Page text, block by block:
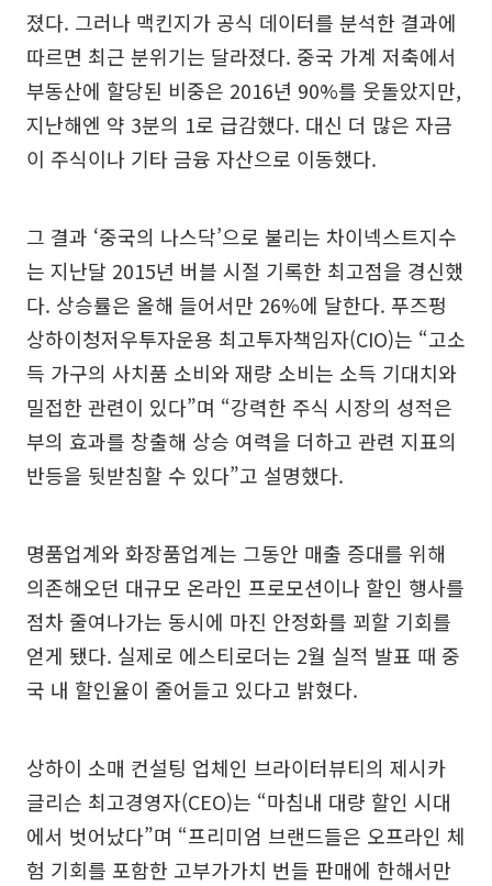
졌다. 그러나 맥킨지가 공식 데이터를 분석한 결과에
따르면 최근 분위기는 달라졌다. 중국 가계 저축에서
부동산에 할당된 비중은 2016년 90%를 웃돌았지만,
지난해엔 약 3분의 1로 급감했다. 대신 더 많은 자금
이 주식이나 기타 금융 자산으로 이동했다.
그 결과 ‘중국의 나스닥’으로 불리는 차이넥스트지수
는 지난달 2015년 버블 시절 기록한 최고점을 경신했
다. 상승률은 올해 들어서만 26%에 달한다. 푸즈펑
상하이청저우투자운용 최고투자책임자(CIO)는 “고소
득 가구의 사치품 소비와 재량 소비는 소득 기대치와
밀접한 관련이 있다”며 “강력한 주식 시장의 성적은
부의 효과를 창출해 상승 여력을 더하고 관련 지표의
반등을 뒷받침할 수 있다”고 설명했다.
명품업계와 화장품업계는 그동안 매출 증대를 위해
의존해오던 대규모 온라인 프로모션이나 할인 행사를
점차 줄여나가는 동시에 마진 안정화를 꾀할 기회를
얻게 됐다. 실제로 에스티로더는 2월 실적 발표 때 중
국 내 할인율이 줄어들고 있다고 밝혔다.
상하이 소매 컨설팅 업체인 브라이터뷰티의 제시카
글리슨 최고경영자(CEO)는 “마침내 대량 할인 시대
에서 벗어났다”며 “프리미엄 브랜드들은 오프라인 체
험 기회를 포함한 고부가가치 번들 판매에 한해서만